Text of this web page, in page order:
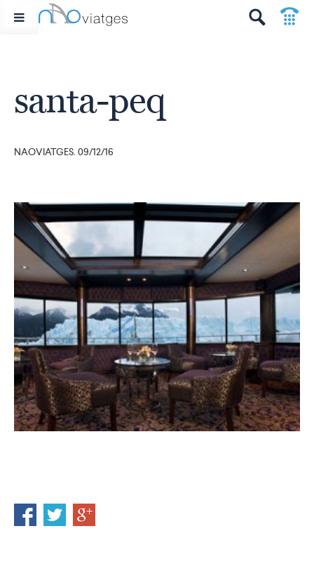
santa-peq
NAOVIATGES. 09/12/16
t
p